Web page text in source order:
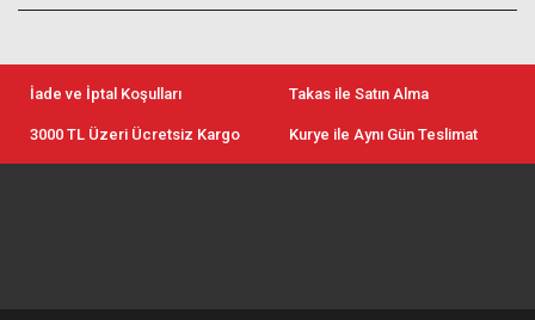
İade ve İptal Koşulları Takas ile Satın Alma
3000 TL Üzeri Ücretsiz Kargo Kurye ile Aynı Gün Teslimat